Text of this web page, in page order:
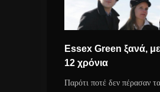
Essex Green ξανά,
12 χρόνια
Παρότι ποτέ δεν πέρασαν